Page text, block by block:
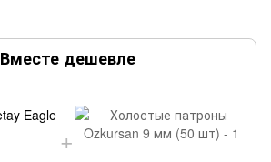
Вместе дешевле